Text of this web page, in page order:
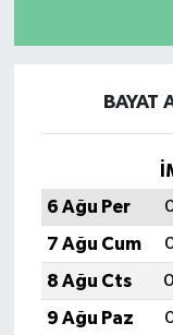
BAYAT
6 Ağu Per
7 Ağu Cum
8 Ağu Cts
9 Ağu Paz